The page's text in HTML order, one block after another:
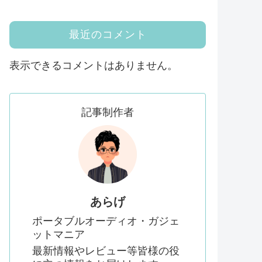
最近のコメント
表示できるコメントはありません。
記事制作者
あらげ
ポータブルオーディオ・ガジェ
ットマニア
最新情報やレビュー等皆様の役